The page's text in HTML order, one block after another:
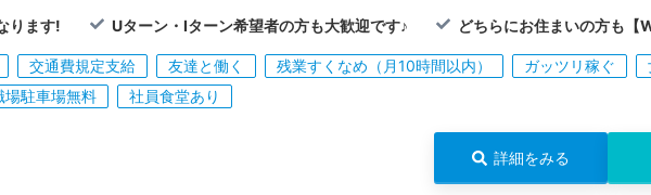
ります! Uターン・Iターン希望者の方も大歓迎です♪ どちらにお住まいの方も【
交通費規定支給 友達と働く 残業すくなめ（月10時間以内） ガッツリ稼ぐ
場駐車場無料 社員食堂あり
詳細をみる